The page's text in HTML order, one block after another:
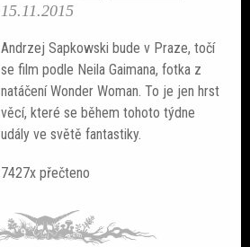
15.11.2015
Andrzej Sapkowski bude v Praze, točí
se film podle Neila Gaimana, fotka z
natáčení Wonder Woman. To je jen hrst
věcí, které se během tohoto týdne
udály ve světě fantastiky.
7427x přečteno